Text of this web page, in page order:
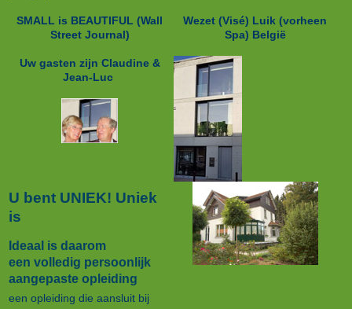
SMALL is BEAUTIFUL(Wall
Street Journal)
Uw gasten zijn Claudine &
Jean-Luc
U bent UNIEK! Uniek
is
Ideaal is daarom
een volledig persoonlijk
aangepaste opleiding
een opleiding die aansluit bij
Wezet (Visé) Luik (vorheen
Spa) België